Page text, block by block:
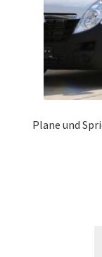
Plane und